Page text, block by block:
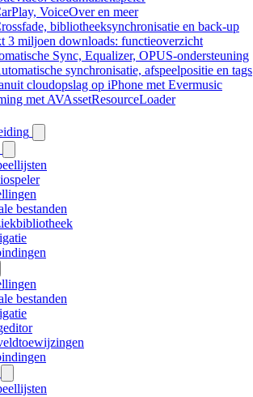
VoiceOver en meer
bibliotheeksynchronisatie en back-up
3 miljoen downloads: functieoverzicht
Sync, Equalizer, OPUS-ondersteuning
synchronisatie, afspeelpositie en tags
cloudopslag op iPhone met Evermusic
met AVAssetResourceLoader
bestanden
bestanden